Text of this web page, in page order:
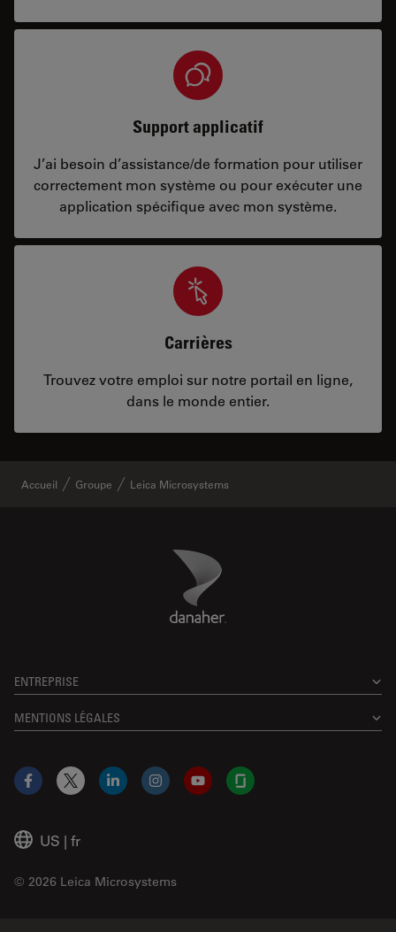
Support applicatif
J’ai besoin d’assistance/de formation pour utiliser
correctement mon système ou pour exécuter une
application spécifique avec mon système.
Carrières
Trouvez votre emploi sur notre portail en ligne,
dans le monde entier.
Accueil Groupe Leica Microsystems
Danaher Logo
ENTREPRISE
MENTIONS LÉGALES
US | fr
© 2026 Leica Microsystems
Facebook
X LinkedInInstagramYouTubeGlassdoor